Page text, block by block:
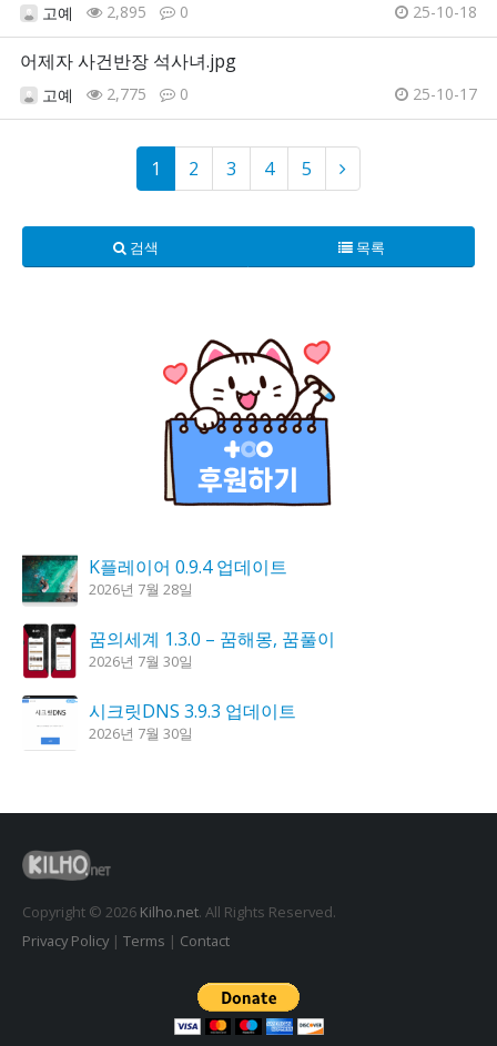
고예 2,895 0 25-10-18
어제자 사건반장 석사녀.jpg
고예 2,775 0 25-10-17
1 2 3 4 5
검색 목록
K플레이어 0.9.4 업데이트
2026년 7월 28일
꿈의세계 1.3.0 – 꿈해몽, 꿈풀이
2026년 7월 30일
시크릿DNS 3.9.3 업데이트
2026년 7월 30일
도깨비 촛불 1.6.0 업데이트
2026년 7월 23일
Copyright © 2026 Kilho.net. All Rights Reserved.
Privacy Policy| Terms | Contact